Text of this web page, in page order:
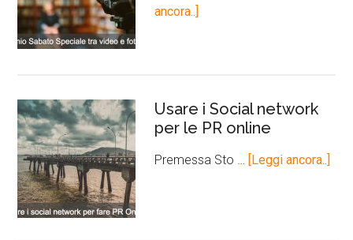
ancora..]
Usare i Social network
per le PR online
Premessa Sto … [Leggi ancora..]